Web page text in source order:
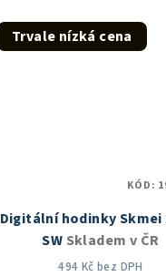
z
5
Trvale nízká cena
Digitální hodinky Skmei
SW Skladem v ČR
494 Kč bez DPH
KÓD: